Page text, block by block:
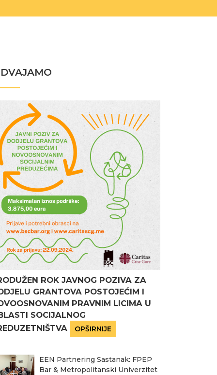
ROK JAVNOG POZIVA ZA
GRANTOVA POSTOJEĆIM I
PRAVNIM LICIMA U
SOCIJALNOG
OPŠIRNIJE
EEN Partnering Sastanak: FPEP
Bar & Metropolitanski Univerzitet